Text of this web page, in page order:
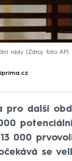
rady Zdroj: foto AP
pro další
000
se